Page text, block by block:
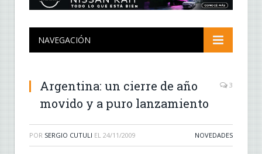
NAVEGACIÓN
Argentina: un cierre de año
movido y a puro lanzamiento
3
POR SERGIO CUTULI EL 24/11/2009 NOVEDADES